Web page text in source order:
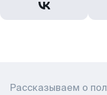
Рассказываем о